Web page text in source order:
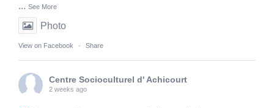
... See More
Photo
View on Facebook · Share
Centre Socioculturel d' Achicourt
2 weeks ago